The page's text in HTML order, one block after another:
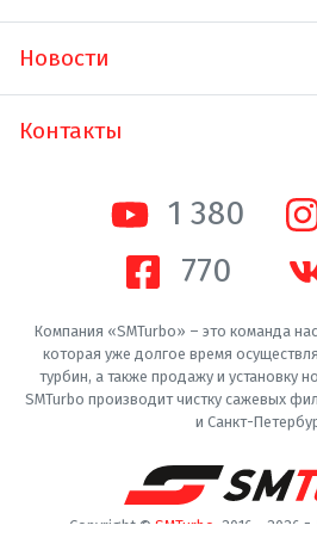
Новости
Контакты
1 380
770
Компания «SMTurbo» – это команда
которая уже долгое время
турбин, а также продажу и установку
SMTurbo производит чистку сажевых
и Санкт-
Copyright © SMTurbo . 2016 - 2026